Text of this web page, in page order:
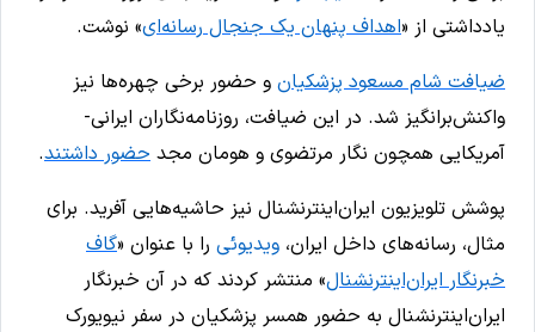
یادداشتی از «اهداف پنهان یک جنجال رسانه‌‌ای» نوشت.
ضیافت شام مسعود پزشکیانو حضور برخی چهره‌ها نیز
واکنش‌برانگیز شد. در این ضیافت، روزنامه‌نگاران ایرانی-
آمریکایی همچون نگار مرتضوی و هومان مجد حضور داشتند.
پوشش تلویزیون ایران‌اینترنشنال نیز حاشیه‌هایی آفرید. برای
مثال، رسانه‌های داخل ایران، ویدیوئیرا با عنوان «گاف
خبرنگار ایران‌اینترنشنال » منتشر کردند که در آن خبرنگار
ایران‌اینترنشنال به حضور همسر پزشکیان در سفر نیویورک